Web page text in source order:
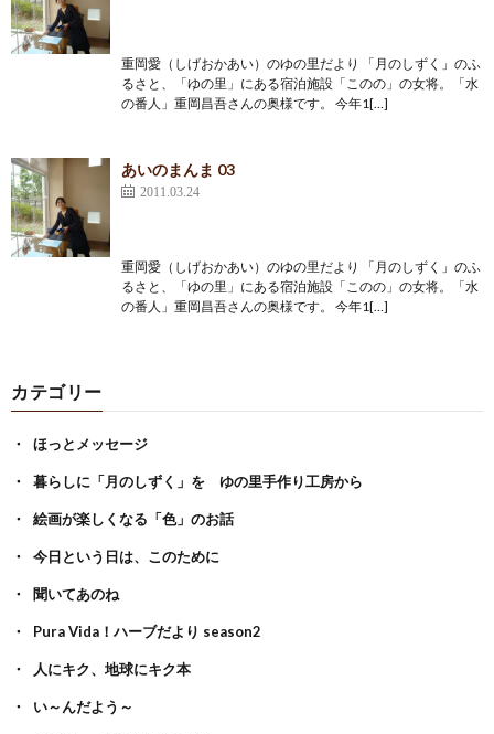
重岡愛（しげおかあい）のゆの里だより 「月のしずく」のふ
るさと、「ゆの里」にある宿泊施設「このの」の女将。「水
の番人」重岡昌吾さんの奥様です。 今年1[…]
あいのまんま 03
2011.03.24
重岡愛（しげおかあい）のゆの里だより 「月のしずく」のふ
るさと、「ゆの里」にある宿泊施設「このの」の女将。「水
の番人」重岡昌吾さんの奥様です。 今年1[…]
カテゴリー
ほっとメッセージ
暮らしに「月のしずく」を ゆの里手作り工房から
絵画が楽しくなる「色」のお話
今日という日は、このために
聞いてあのね
Pura Vida！ハーブだより season2
人にキク、地球にキク本
い～んだよう～